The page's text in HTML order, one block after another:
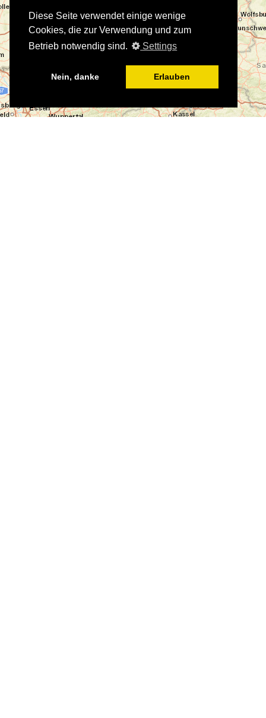
Diese Seite verwendet einige wenige
Cookies, die zur Verwendung und zum
Betrieb notwendig sind.
Settings
Nein, danke Erlauben